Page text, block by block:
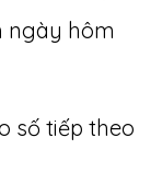
ngày hôm
số tiếp theo